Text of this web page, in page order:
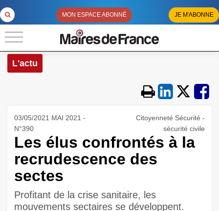
MON ESPACE ABONNÉ JE M'ABONNE
L'actu
03/05/2021 MAI 2021 -
N°390
Citoyenneté Sécurité -
sécurité civile
Les élus confrontés à la
recrudescence des
sectes
Profitant de la crise sanitaire, les
mouvements sectaires se développent.